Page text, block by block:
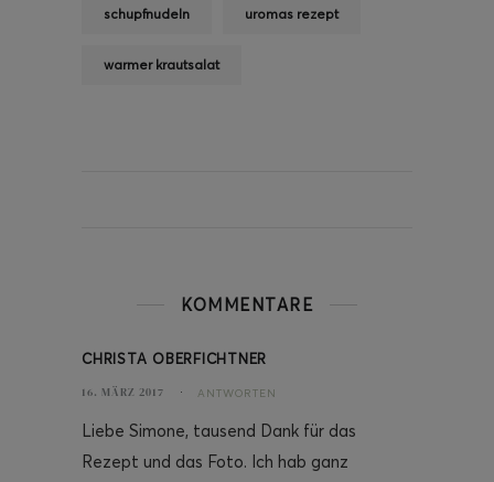
schupfnudeln uromas rezept
warmer krautsalat
KOMMENTARE
CHRISTA OBERFICHTNER
16. MÄRZ 2017 ANTWORTEN
Liebe Simone, tausend Dank für das
Rezept und das Foto. Ich hab ganz